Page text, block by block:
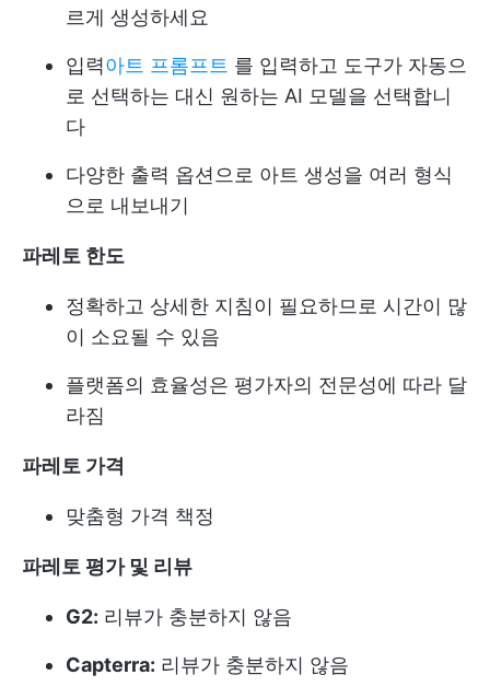
르게 생성하세요
입력아트 프롬프트 를 입력하고 도구가 자동으
로 선택하는 대신 원하는 AI 모델을 선택합니
다
다양한 출력 옵션으로 아트 생성을 여러 형식
으로 내보내기
파레토 한도
정확하고 상세한 지침이 필요하므로 시간이 많
이 소요될 수 있음
플랫폼의 효율성은 평가자의 전문성에 따라 달
라짐
파레토 가격
맞춤형 가격 책정
파레토 평가 및 리뷰
G2: 리뷰가 충분하지 않음
Capterra: 리뷰가 충분하지 않음